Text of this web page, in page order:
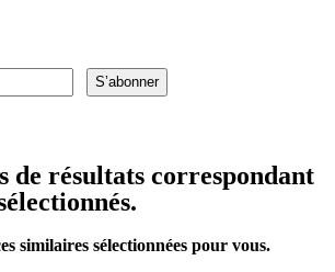
S’abonner
de résultats correspondant
similaires sélectionnées pour vous.